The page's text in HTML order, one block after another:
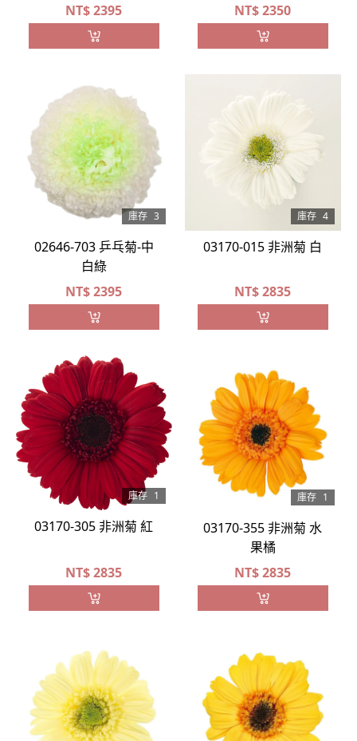
NT$2395
NT$2350
庫存 3
02646-703 乒乓菊-中
白綠
NT$2395
庫存 4
03170-015 非洲菊 白
NT$2835
庫存 1
03170-305 非洲菊 紅
NT$2835
庫存 1
03170-355 非洲菊 水
果橘
NT$2835